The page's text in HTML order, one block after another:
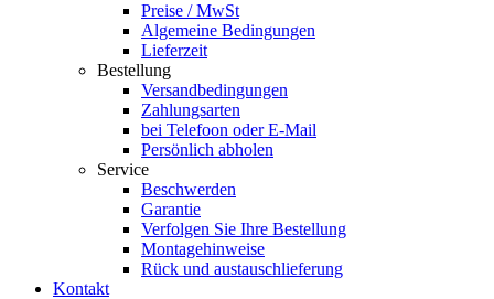
Preise / MwSt
Algemeine Bedingungen
Lieferzeit
Bestellung
Versandbedingungen
Zahlungsarten
bei Telefoon oder E-Mail
Persönlich abholen
Service
Beschwerden
Garantie
Verfolgen Sie Ihre Bestellung
Montagehinweise
Rück und austauschlieferung
Kontakt